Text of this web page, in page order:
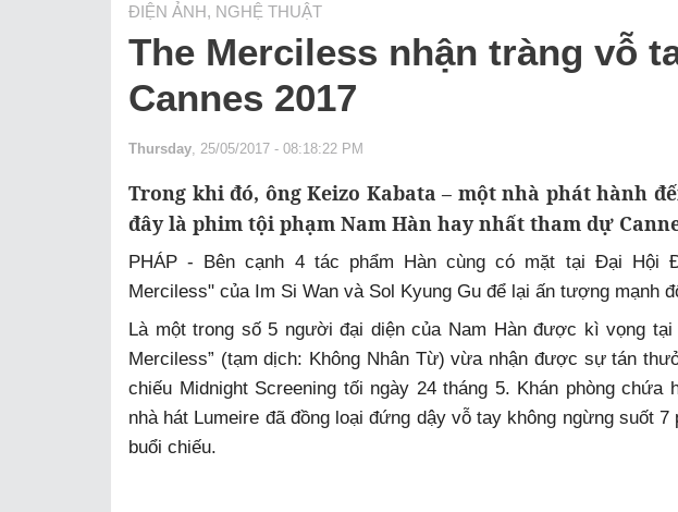
ĐIỆN ẢNH, NGHỆ THUẬT
The Merciless nhận tràng vỗ
Cannes 2017
Thursday , 25/05/2017 - 08:18:22 PM
Trong khi đó, ông Keizo Kabata – một nhà phát hành
đây là phim tội phạm Nam Hàn hay nhất tham dự
PHÁP - Bên cạnh 4 tác phẩm Hàn cùng có mặt tại Đại Hội
Merciless" của Im Si Wan và Sol Kyung Gu để lại ấn tượng mạnh
Là một trong số 5 người đại diện của Nam Hàn được kì vọng tại
Merciless” (tạm dịch: Không Nhân Từ) vừa nhận được sự tán
chiếu Midnight Screening tối ngày 24 tháng 5. Khán phòng chứa
nhà hát Lumeire đã đồng loại đứng dậy vỗ tay không ngừng suốt
buổi chiếu.